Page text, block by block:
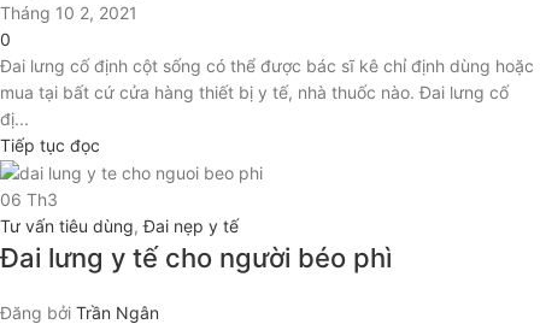
Tháng 10 2, 2021
0
Đai lưng cố định cột sống có thể được bác sĩ kê chỉ định dùng hoặc
mua tại bất cứ cửa hàng thiết bị y tế, nhà thuốc nào. Đai lưng cố
đị...
Tiếp tục đọc
06 Th3
Tư vấn tiêu dùng,Đai nẹp y tế
Đai lưng y tế cho người béo phì
Đăng bởi Trần Ngân